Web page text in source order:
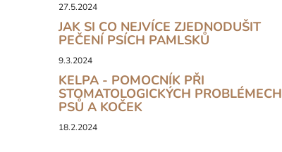
27.5.2024
JAK SI CO NEJVÍCE ZJEDNODUŠIT
PEČENÍ PSÍCH PAMLSKŮ
9.3.2024
KELPA - POMOCNÍK PŘI
STOMATOLOGICKÝCH PROBLÉMECH
PSŮ A KOČEK
18.2.2024